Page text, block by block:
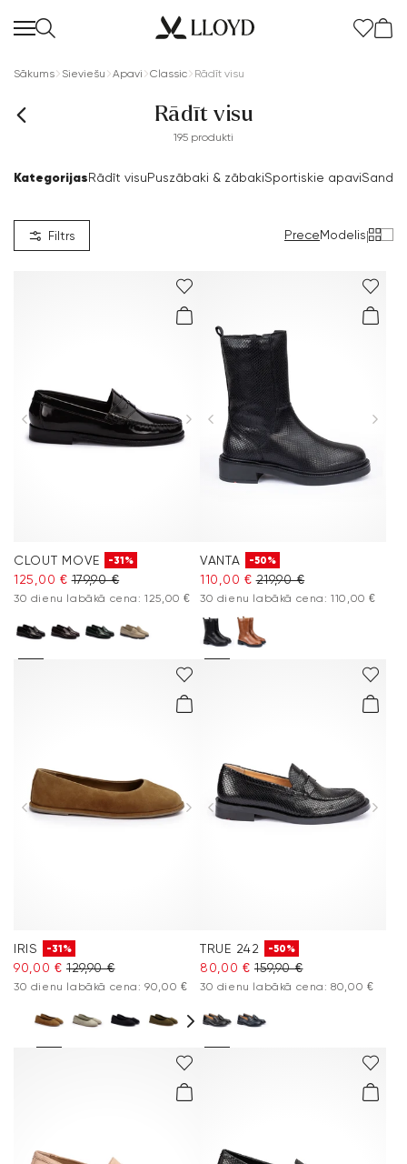
Sieviešu sākumlapa
IZPĀRDOŠANA
Aksesuāri
Kopšana un piederumi
Sākums Sieviešu Apavi Classic Rādīt visu
Rādīt visu
195 produkti
KategorijasRādīt visuPuszābaki & zābakiSportiskie apavi
Filtrs PreceModelis|
CLOUT MOVE -31%
125,00 € 179,90 €
30 dienu labākā cena: 125,00 €
VANTA -50%
110,00 € 219,90 €
30 dienu labākā cena: 110,00 €
IRIS -31%
90,00 € 129,90 €
30 dienu labākā cena: 90,00 €
TRUE 242 -50%
80,00 € 159,90 €
30 dienu labākā cena: 80,00 €